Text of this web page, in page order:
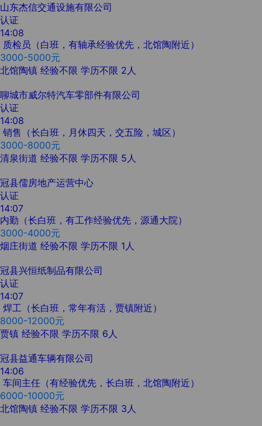
山东杰信交通设施有限公司
认证
14:08
质检员（白班，有轴承经验优先，北馆陶附近）
3000-5000元
北馆陶镇 经验不限 学历不限 2人
聊城市威尔特汽车零部件有限公司
认证
14:08
销售（长白班，月休四天，交五险，城区）
3000-8000元
清泉街道 经验不限 学历不限 5人
冠县儒房地产运营中心
认证
14:07
内勤（长白班，有工作经验优先，源通大院）
3000-4000元
烟庄街道 经验不限 学历不限 1人
冠县兴恒纸制品有限公司
认证
14:07
焊工（长白班，常年有活，贾镇附近）
8000-12000元
贾镇 经验不限 学历不限 6人
冠县益通车辆有限公司
14:06
车间主任（有经验优先，长白班，北馆陶附近）
6000-10000元
北馆陶镇 经验不限 学历不限 3人